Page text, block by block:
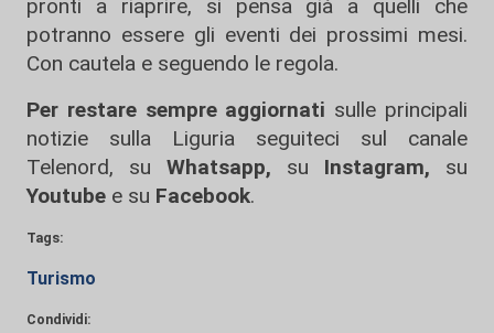
pronti a riaprire, si pensa già a quelli che
potranno essere gli eventi dei prossimi mesi.
Con cautela e seguendo le regola.
Per restare sempre aggiornati sulle principali
notizie sulla Liguria seguiteci sul canale
Telenord, su
Whatsapp, su Instagram, su
Youtube e su Facebook.
Tags:
Turismo
Condividi: